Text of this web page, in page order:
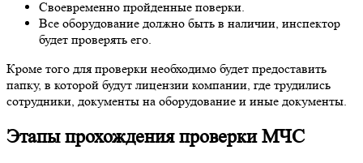
Своевременно пройденные поверки.
Все оборудование должно быть в наличии, инспектор
будет проверять его.
Кроме того для проверки необходимо будет предоставить
папку, в которой будут лицензии компании, где трудились
сотрудники, документы на оборудование и иные документы.
Этапы прохождения проверки МЧС